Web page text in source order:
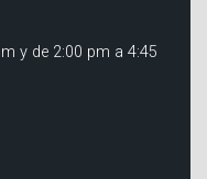
y de 2:00 pm a 4:45